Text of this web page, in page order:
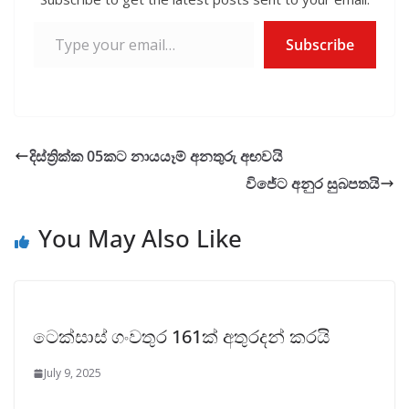
Subscribe
දිස්ත්‍රික්ක 05කට නායයෑම් අනතුරු අඟවයි
විජේට අනුර සුබපතයි
You May Also Like
ටෙක්සාස් ගංවතුර 161ක් අතුරදන් කරයි
July 9, 2025